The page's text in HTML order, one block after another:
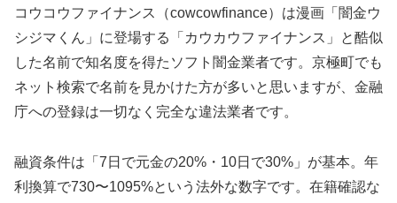
コウコウファイナンス（cowcowfinance）は漫画「闇金ウ
シジマくん」に登場する「カウカウファイナンス」と酷似
した名前で知名度を得たソフト闇金業者です。京極町でも
ネット検索で名前を見かけた方が多いと思いますが、金融
庁への登録は一切なく完全な違法業者です。
融資条件は「7日で元金の20%・10日で30%」が基本。年
利換算で730〜1095%という法外な数字です。在籍確認な